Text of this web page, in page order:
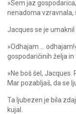
»Sem jaz
nenadoma vzravnala,
Jacques se je umaknil
»Odhajam …
gospodaričinih želja in
»Ne boš šel, Jacques.
Mar pozabljaš, da se
Ta ljubezen je bila
kujal.